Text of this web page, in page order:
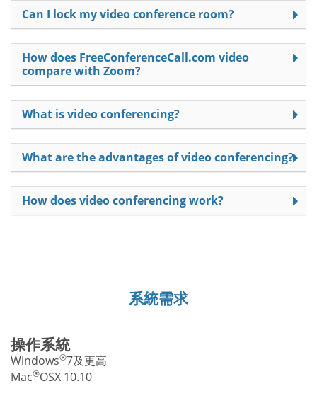
Can I lock my video conference room?
How does FreeConferenceCall.com video
compare with Zoom?
What is video conferencing?
What are the advantages of video conferencing?
How does video conferencing work?
系統需求
操作系統
Windows®7及更高
Mac®OSX 10.10